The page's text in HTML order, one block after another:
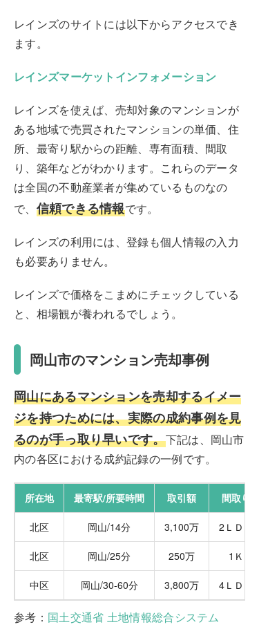
レインズのサイトには以下からアクセスでき
ます。
レインズマーケットインフォメーション
レインズを使えば、売却対象のマンションが
ある地域で売買されたマンションの単価、住
所、最寄り駅からの距離、専有面積、間取
り、築年などがわかります。これらのデータ
は全国の不動産業者が集めているものなの
で、 信頼できる情報です。
レインズの利用には、登録も個人情報の入力
も必要ありません。
レインズで価格をこまめにチェックしている
と、相場観が養われるでしょう。
岡山市のマンション売却事例
岡山にあるマンションを売却するイメー
ジを持つためには、実際の成約事例を見
るのが手っ取り早いです。下記は、岡山市
内の各区における成約記録の一例です。
所在地 最寄駅/所要時間 取引額 間取り
北区 岡山/14分 3,100万 2ＬＤＫ
北区 岡山/25分 250万 1Ｋ
中区 岡山/30-60分 3,800万 4ＬＤＫ
参考： 国土交通省 土地情報総合システム